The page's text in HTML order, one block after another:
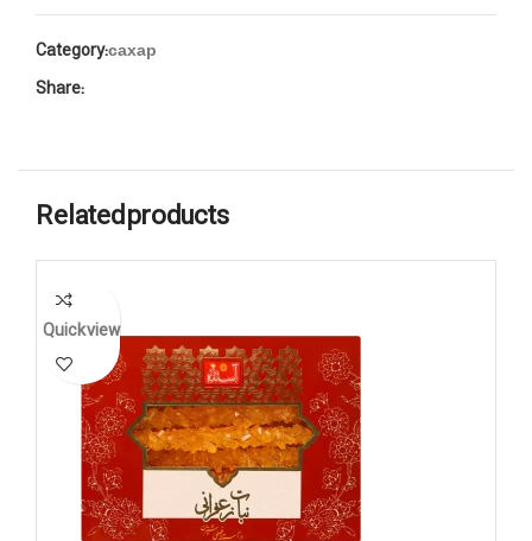
Category:сахар
Share:
Related products
Quick view